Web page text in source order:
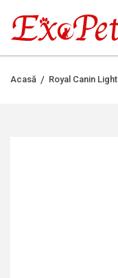
Acasă Royal Canin